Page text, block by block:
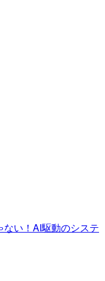
ない！AI駆動のシステ